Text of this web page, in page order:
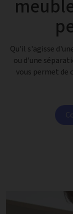
Qu'il s'agisse
ou d'une
vous permet de